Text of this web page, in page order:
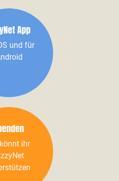
App
und für
ihr